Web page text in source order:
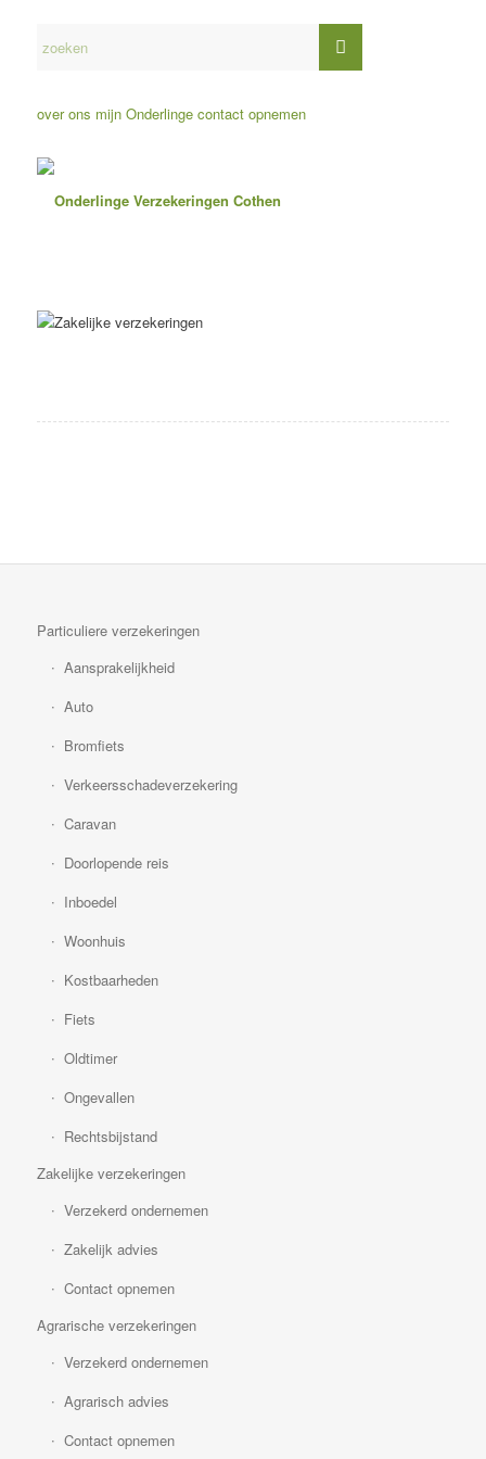
over ons mijn Onderlinge contact opnemen
Particuliere verzekeringen
Aansprakelijkheid
Auto
Bromfiets
Verkeersschadeverzekering
Caravan
Doorlopende reis
Inboedel
Woonhuis
Kostbaarheden
Fiets
Oldtimer
Ongevallen
Rechtsbijstand
Zakelijke verzekeringen
Verzekerd ondernemen
Zakelijk advies
Contact opnemen
Agrarische verzekeringen
Verzekerd ondernemen
Agrarisch advies
Contact opnemen